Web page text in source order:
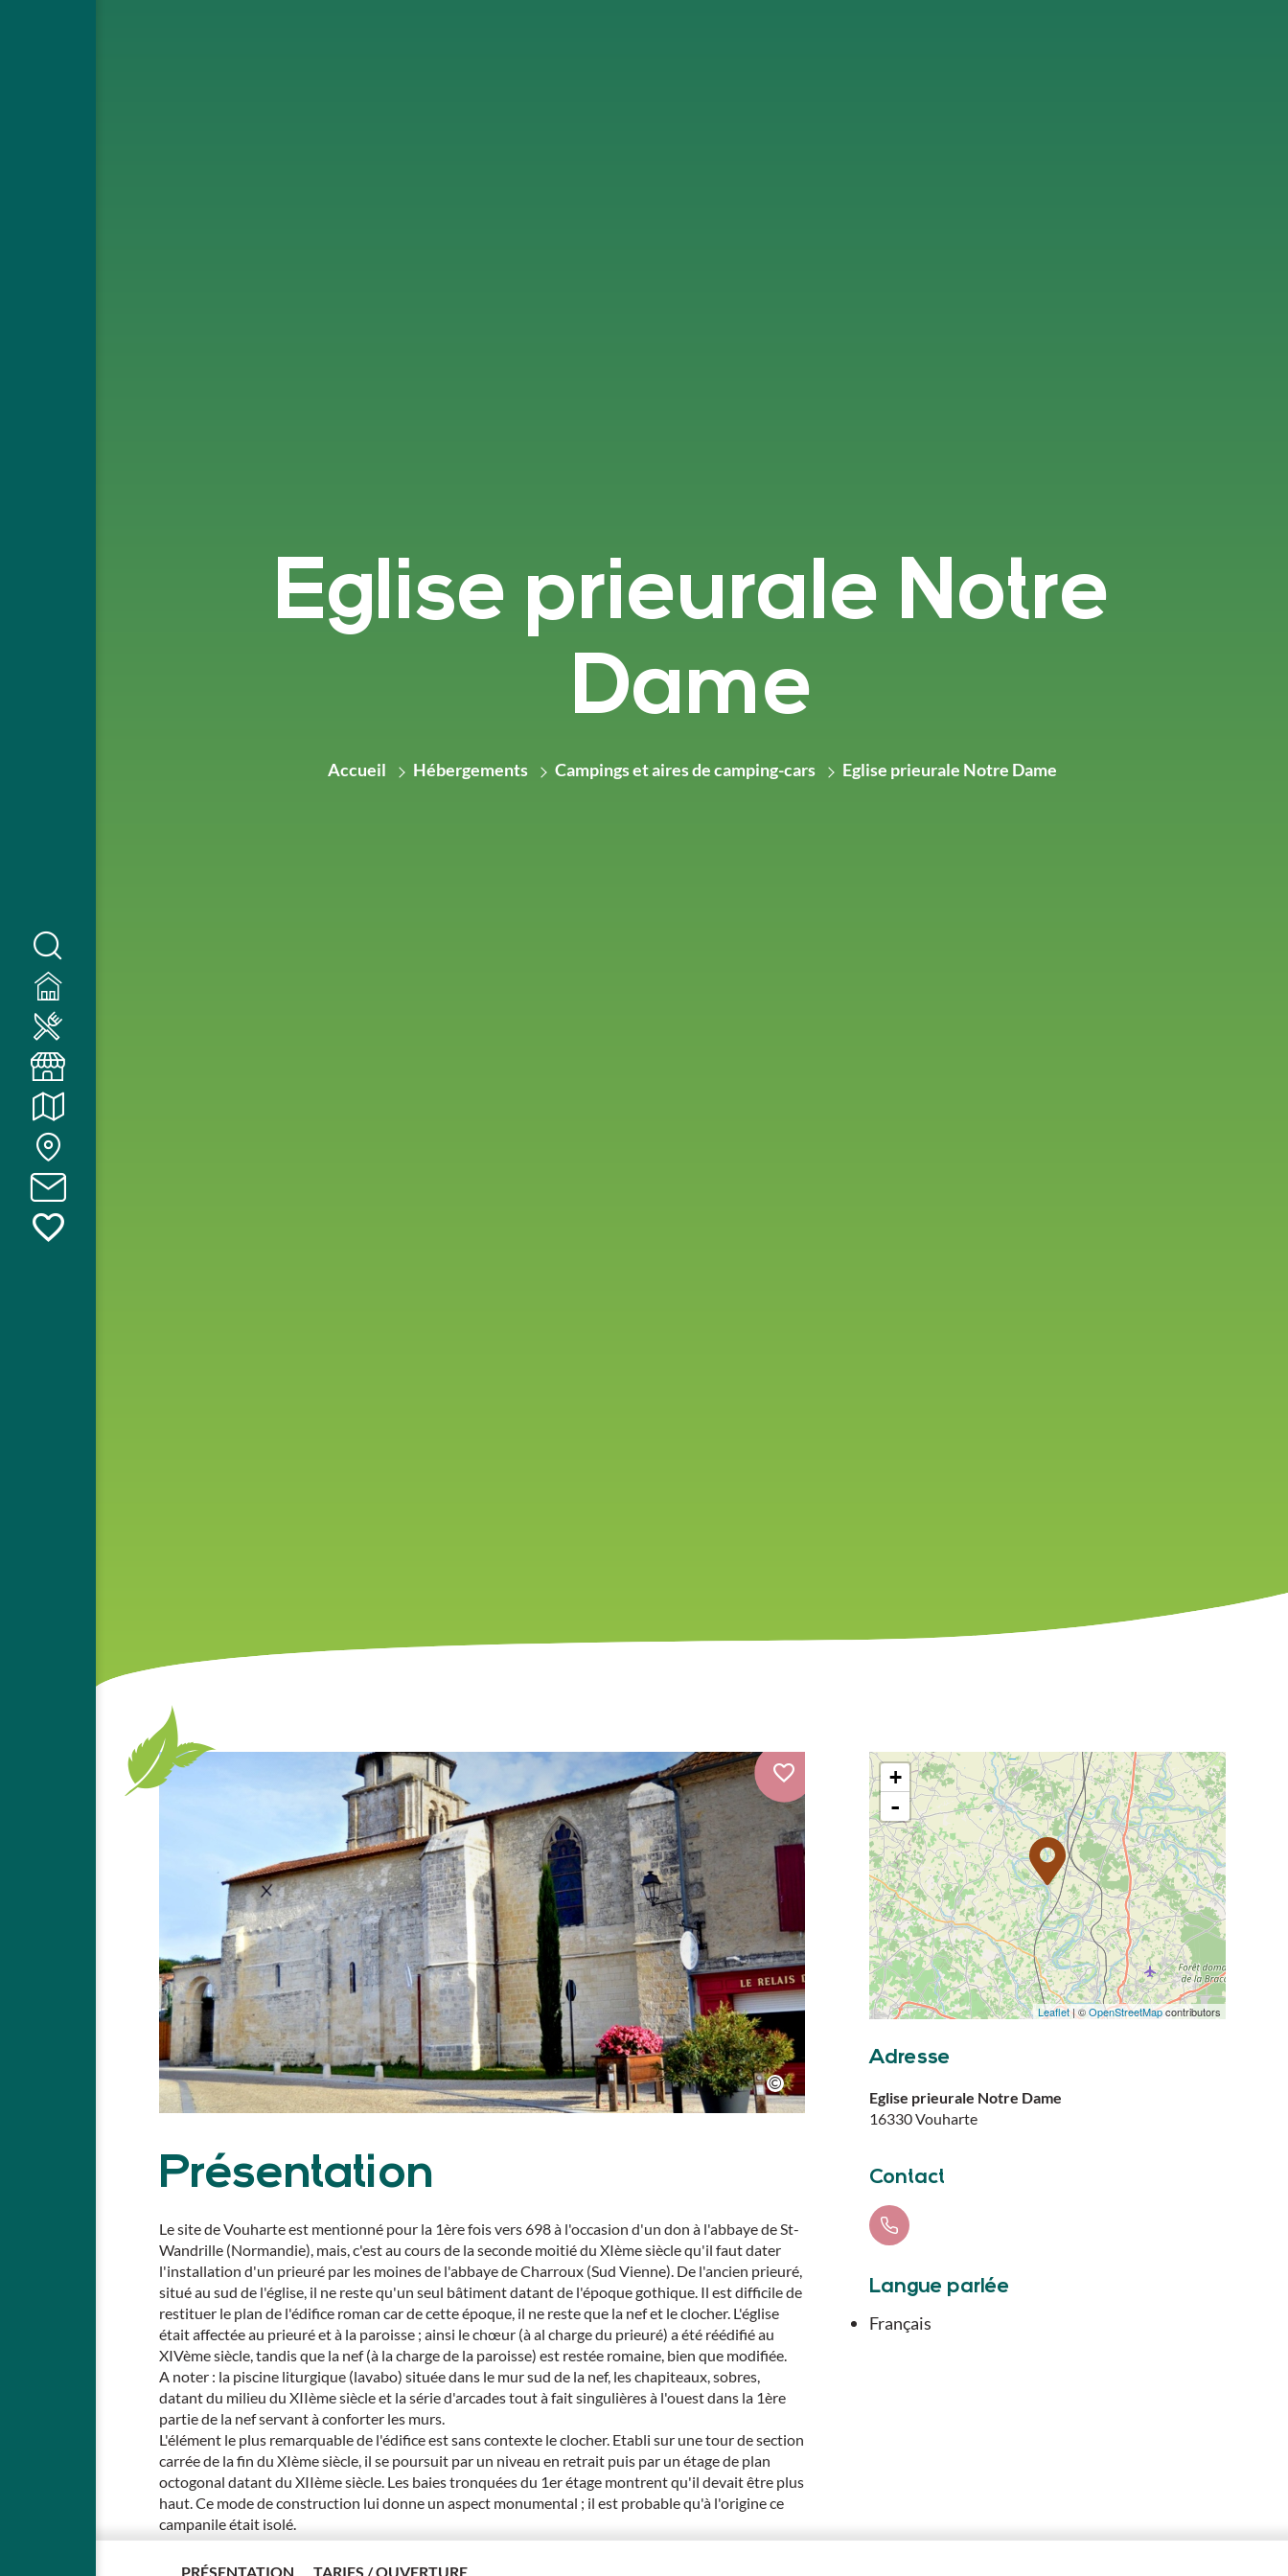
Eglise prieurale Notre
Dame
Accueil Hébergements Campings et aires de camping-cars Eglise prieurale Notre Dame
Présentation
Le site de Vouharte est mentionné pour la 1ère fois vers 698 à l'occasion d'un don à l'abbaye de St-
Wandrille (Normandie), mais, c'est au cours de la seconde moitié du XIème siècle qu'il faut dater
l'installation d'un prieuré par les moines de l'abbaye de Charroux (Sud Vienne). De l'ancien prieuré,
situé au sud de l'église, il ne reste qu'un seul bâtiment datant de l'époque gothique. Il est difficile de
restituer le plan de l'édifice roman car de cette époque, il ne reste que la nef et le clocher. L'église
était affectée au prieuré et à la paroisse ; ainsi le chœur (à al charge du prieuré) a été réédifié au
XIVème siècle, tandis que la nef (à la charge de la paroisse) est restée romaine, bien que modifiée.
A noter : la piscine liturgique (lavabo) située dans le mur sud de la nef, les chapiteaux, sobres,
datant du milieu du XIIème siècle et la série d'arcades tout à fait singulières à l'ouest dans la 1ère
partie de la nef servant à conforter les murs.
L'élément le plus remarquable de l'édifice est sans contexte le clocher. Etabli sur une tour de section
carrée de la fin du XIème siècle, il se poursuit par un niveau en retrait puis par un étage de plan
octogonal datant du XIIème siècle. Les baies tronquées du 1er étage montrent qu'il devait être plus
haut. Ce mode de construction lui donne un aspect monumental ; il est probable qu'à l'origine ce
campanile était isolé.
PRÉSENTATION TARIFS / OUVERTURE
+
-
Leaflet| ©OpenStreetMapcontributors
Adresse
Eglise prieurale Notre Dame
16330Vouharte
Contact
Langue parlée
Français